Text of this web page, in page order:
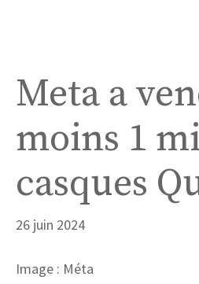
Meta a
moins 1
casques
26 juin 2024
Image : Méta